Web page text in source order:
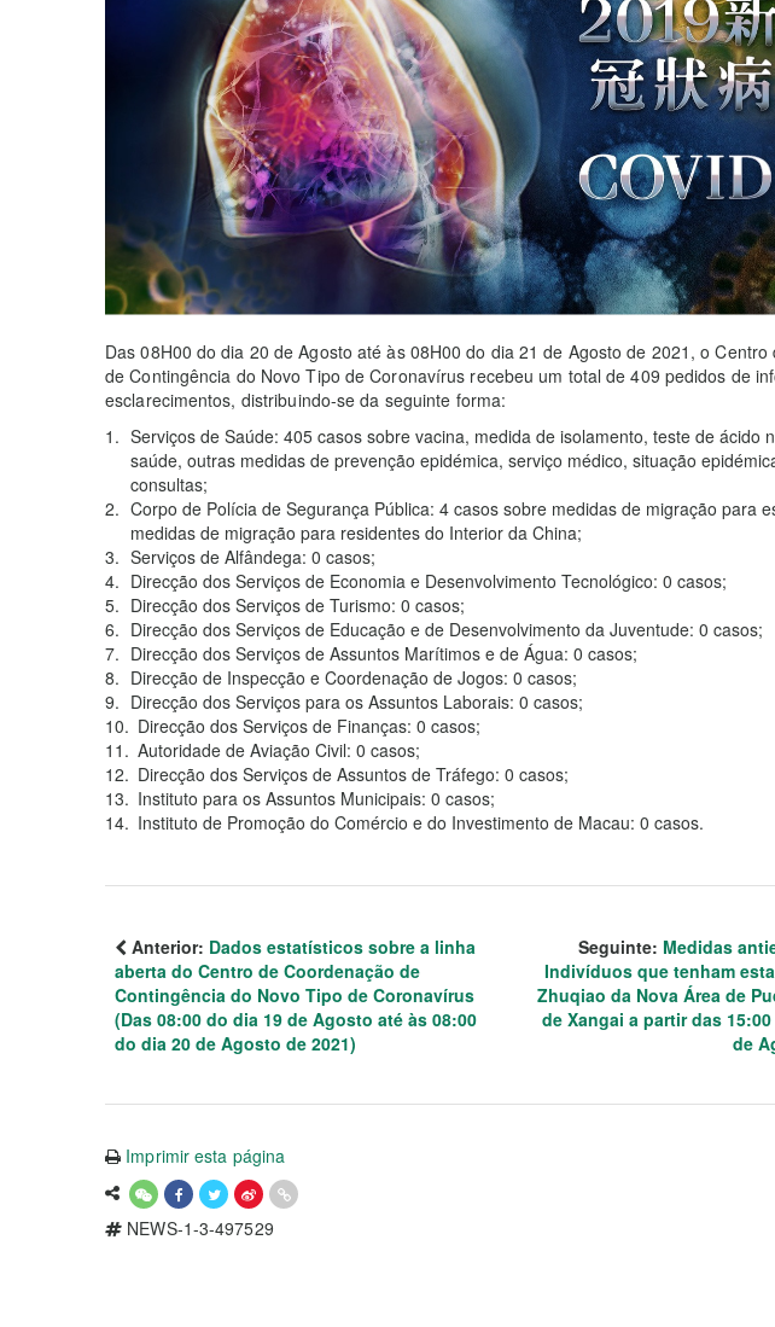
Das 08H00 do dia 20 de Agosto até às 08H00 do dia 21 de Agosto de 2021, o Centro
de Contingência do Novo Tipo de Coronavírus recebeu um total de 409 pedidos de
esclarecimentos, distribuindo-se da seguinte forma:
Serviços de Saúde: 405 casos sobre vacina, medida de isolamento, teste de ácido
saúde, outras medidas de prevenção epidémica, serviço médico, situação
consultas;
Corpo de Polícia de Segurança Pública: 4 casos sobre medidas de migração para
medidas de migração para residentes do Interior da China;
Serviços de Alfândega: 0 casos;
Direcção dos Serviços de Economia e Desenvolvimento Tecnológico: 0 casos;
Direcção dos Serviços de Turismo: 0 casos;
Direcção dos Serviços de Educação e de Desenvolvimento da Juventude: 0 casos;
Direcção dos Serviços de Assuntos Marítimos e de Água: 0 casos;
Direcção de Inspecção e Coordenação de Jogos: 0 casos;
Direcção dos Serviços para os Assuntos Laborais: 0 casos;
Direcção dos Serviços de Finanças: 0 casos;
Autoridade de Aviação Civil: 0 casos;
Direcção dos Serviços de Assuntos de Tráfego: 0 casos;
Instituto para os Assuntos Municipais: 0 casos;
Instituto de Promoção do Comércio e do Investimento de Macau: 0 casos.
Anterior: Dados estatísticos sobre a linha
aberta do Centro de Coordenação de
Contingência do Novo Tipo de Coronavírus
(Das 08:00 do dia 19 de Agosto até às 08:00
do dia 20 de Agosto de 2021)
Seguinte: Medidas
Indivíduos que tenham
Zhuqiao da Nova Área de
de Xangai a partir das
de
Imprimir esta página
NEWS-1-3-497529